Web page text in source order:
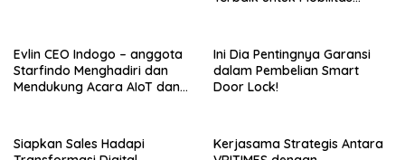
Evlin CEO Indogo – anggota
Starfindo Menghadiri dan
Mendukung Acara AIoT dan
Ini Dia Pentingnya Garansi
dalam Pembelian Smart
Door Lock!
Siapkan Sales Hadapi
Kerjasama Strategis Antara